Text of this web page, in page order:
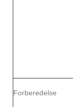
Forberedelse